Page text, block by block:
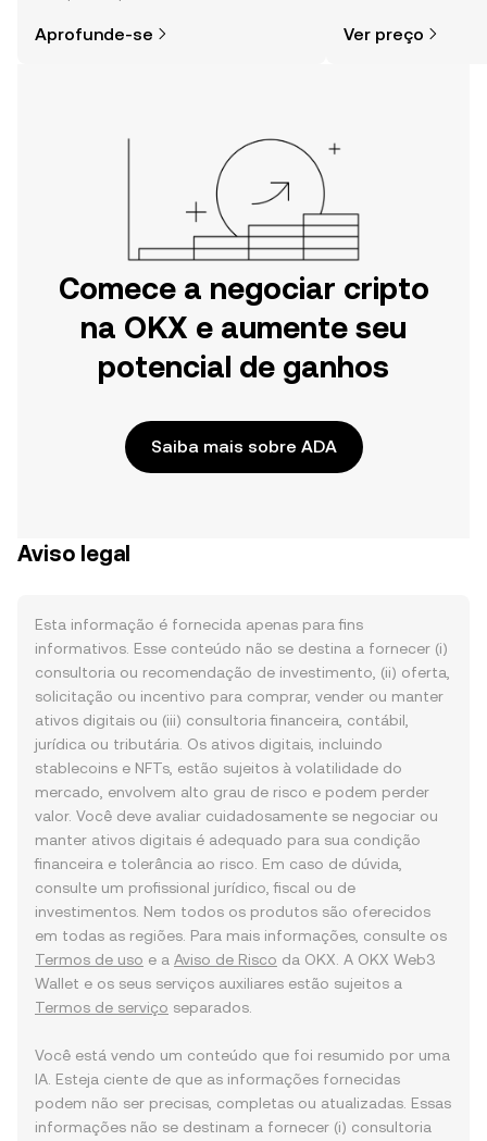
especialmente quando você já sabe
Aprofunde-se Ver preço
Comece a negociar cripto
na OKX e aumente seu
potencial de ganhos
Saiba mais sobre ADA
Aviso legal
Esta informação é fornecida apenas para fins
informativos. Esse conteúdo não se destina a fornecer (i)
consultoria ou recomendação de investimento, (ii) oferta,
solicitação ou incentivo para comprar, vender ou manter
ativos digitais ou (iii) consultoria financeira, contábil,
jurídica ou tributária. Os ativos digitais, incluindo
stablecoins e NFTs, estão sujeitos à volatilidade do
mercado, envolvem alto grau de risco e podem perder
valor. Você deve avaliar cuidadosamente se negociar ou
manter ativos digitais é adequado para sua condição
financeira e tolerância ao risco. Em caso de dúvida,
consulte um profissional jurídico, fiscal ou de
investimentos. Nem todos os produtos são oferecidos
em todas as regiões. Para mais informações, consulte os
Termos de uso e a Aviso de Risco da OKX. A OKX Web3
Wallet e os seus serviços auxiliares estão sujeitos a
Termos de serviço separados.
Você está vendo um conteúdo que foi resumido por uma
IA. Esteja ciente de que as informações fornecidas
podem não ser precisas, completas ou atualizadas. Essas
informações não se destinam a fornecer (i) consultoria